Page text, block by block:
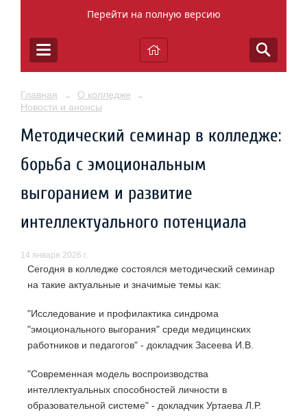
Перейти на полную версию
Главная → О колледже →
Новости и анонсы
Методический семинар в колледже:
борьба с эмоциональным
выгоранием и развитие
интеллектуального потенциала
14 января 2026 г.
Сегодня в колледже состоялся методический семинар
на такие актуальные и значимые темы как:
"Исследование и профилактика синдрома
"эмоционального выгорания" среди медицинских
работников и педагогов" - докладчик Засеева И.В.
"Современная модель воспроизводства
интеллектуальных способностей личности в
образовательной системе" - докладчик Уртаева Л.Р.